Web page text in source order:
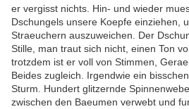
er vergisst nichts. Hin- und wieder
Dschungels unsere Koepfe einziehen,
Straeuchern auszuweichen. Der
Stille, man traut sich nicht, einen Ton
trotzdem ist er voll von Stimmen,
Beides zugleich. Irgendwie ein
Sturm. Hundert glitzernde
zwischen den Baeumen verwebt und